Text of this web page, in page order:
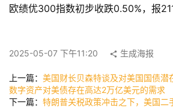
首
讯
欧绩优300指数初步收跌0.50%，报
2025-05-07 下午11:20 生成海报
上一篇： 美国财长贝森特谈及对美国国债潜
数字资产对美债存在高达2万亿美元的需求
下一篇： 特朗普关税政策冲击之下，美国